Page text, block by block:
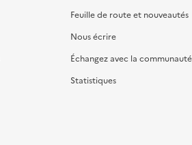
Feuille de route et nouveautés
Nous écrire
Échangez avec la communauté
Statistiques